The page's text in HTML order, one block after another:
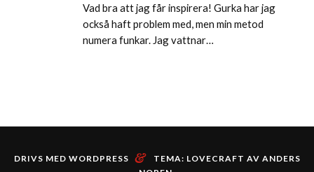
Vad bra att jag får inspirera! Gurka har jag
också haft problem med, men min metod
numera funkar. Jag vattnar…
DRIVS MED WORDPRESS & TEMA: LOVECRAFT AV ANDERS